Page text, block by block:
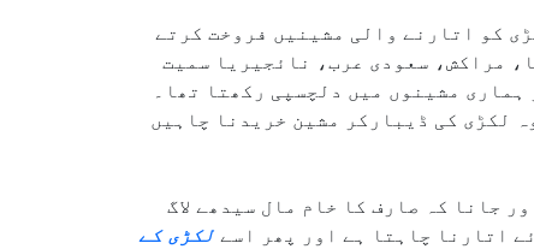
کو اتارنے والی مشینیں فروخت کرتے
مراکش، سعودی عرب، نائجیریا سمیت
مشینوں میں دلچسپی رکھتا تھا۔
لکڑی کی ڈیبارکر مشین خریدنا چاہیں
جانا کہ صارف کا خام مال سیدھے لاگ
اتارنا چاہتا ہے اور پھر اسے لکڑی کے